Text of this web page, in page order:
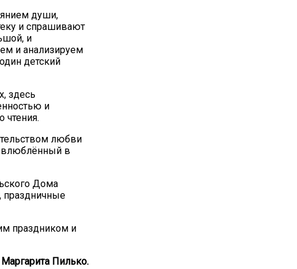
души,
и спрашивают
и
и анализируем
детский
здесь
и
чтения.
любви
влюблённый в
Дома
праздничные
праздником и
Маргарита Пилько.